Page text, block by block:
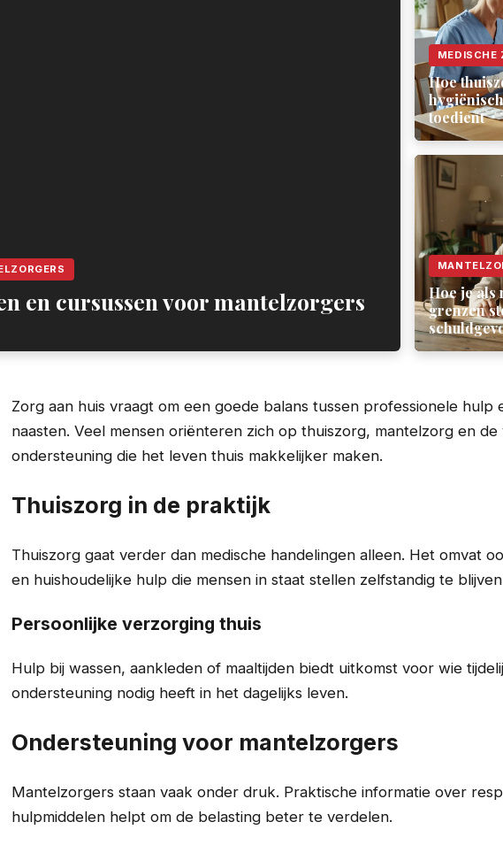
en cursussen voor mantelzorgers
MEDISCHE
Hoe
toedient
Hoe je als
grenzen
Zorg aan huis vraagt om een goede balans tussen professionele hulp
naasten. Veel mensen oriënteren zich op thuiszorg, mantelzorg en
ondersteuning die het leven thuis makkelijker maken.
Thuiszorg in de praktijk
Thuiszorg gaat verder dan medische handelingen alleen. Het omvat
en huishoudelijke hulp die mensen in staat stellen zelfstandig te
Persoonlijke verzorging thuis
Hulp bij wassen, aankleden of maaltijden biedt uitkomst voor wie
ondersteuning nodig heeft in het dagelijks leven.
Ondersteuning voor mantelzorgers
Mantelzorgers staan vaak onder druk. Praktische informatie over
hulpmiddelen helpt om de belasting beter te verdelen.